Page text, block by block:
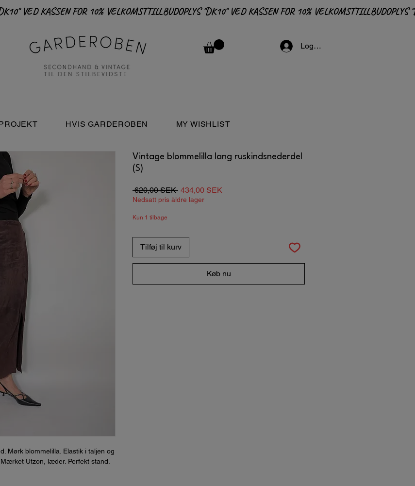
Logga in
HVIS GARDEROBEN MY WISHLIST
Mørk blommelilla. Elastik i taljen og
Utzon, læder. Perfekt stand.
Vintage blommelilla lang ruskindsnederdel
(S)
620,00 SEK Regulær
pris
434,00 SEK
Nedsatt pris äldre lager
Kun 1 tilbage
Tilføj til kurv
Køb nu